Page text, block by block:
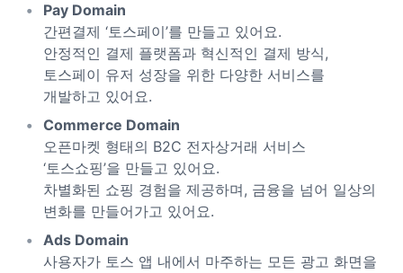
Pay Domain
간편결제 ‘토스페이’를 만들고 있어요.
안정적인 결제 플랫폼과 혁신적인 결제 방식,
토스페이 유저 성장을 위한 다양한 서비스를
개발하고 있어요.
Commerce Domain
오픈마켓 형태의 B2C 전자상거래 서비스
‘토스쇼핑’을 만들고 있어요.
차별화된 쇼핑 경험을 제공하며, 금융을 넘어 일상의
변화를 만들어가고 있어요.
Ads Domain
사용자가 토스 앱 내에서 마주하는 모든 광고 화면을